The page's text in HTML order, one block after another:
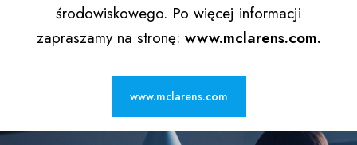
środowiskowego. Po więcej informacji
zapraszamy na stronę: www.mclarens.com.
www.mclarens.com